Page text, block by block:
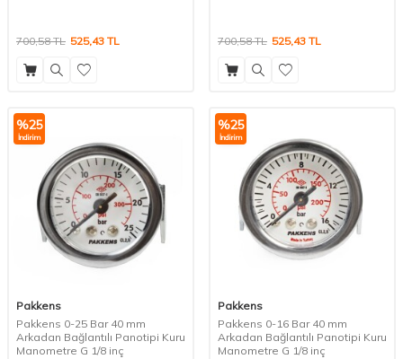
700,58TL 525,43 TL 700,58TL 525,43 TL
%25
İndirim
Pakkens
Pakkens 0-25 Bar 40 mm
Arkadan Bağlantılı Panotipi Kuru
Manometre G 1/8 inç
%25
İndirim
Pakkens
Pakkens 0-16 Bar 40 mm
Arkadan Bağlantılı Panotipi Kuru
Manometre G 1/8 inç